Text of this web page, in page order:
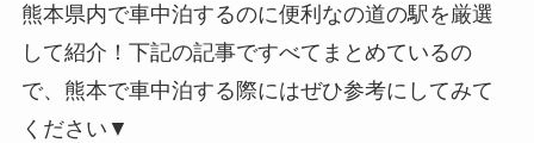
熊本県内で車中泊するのに便利なの道の駅を厳選
して紹介！下記の記事ですべてまとめているの
で、熊本で車中泊する際にはぜひ参考にしてみて
ください▼